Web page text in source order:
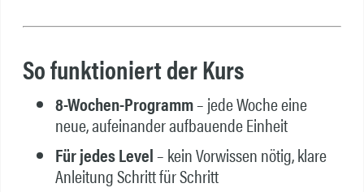
So funktioniert der Kurs
8-Wochen-Programm– jede Woche eine
neue, aufeinander aufbauende Einheit
Für jedes Level– kein Vorwissen nötig, klare
Anleitung Schritt für Schritt